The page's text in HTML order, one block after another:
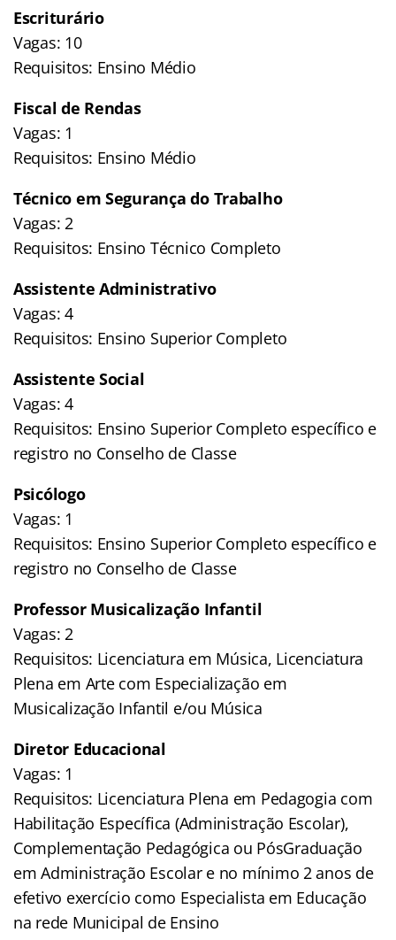
Escriturário
Vagas: 10
Requisitos: Ensino Médio
Fiscal de Rendas
Vagas: 1
Requisitos: Ensino Médio
Técnico em Segurança do Trabalho
Vagas: 2
Requisitos: Ensino Técnico Completo
Assistente Administrativo
Vagas: 4
Requisitos: Ensino Superior Completo
Assistente Social
Vagas: 4
Requisitos: Ensino Superior Completo específico e
registro no Conselho de Classe
Psicólogo
Vagas: 1
Requisitos: Ensino Superior Completo específico e
registro no Conselho de Classe
Professor Musicalização Infantil
Vagas: 2
Requisitos: Licenciatura em Música, Licenciatura
Plena em Arte com Especialização em
Musicalização Infantil e/ou Música
Diretor Educacional
Vagas: 1
Requisitos: Licenciatura Plena em Pedagogia com
Habilitação Específica (Administração Escolar),
Complementação Pedagógica ou PósGraduação
em Administração Escolar e no mínimo 2 anos de
efetivo exercício como Especialista em Educação
na rede Municipal de Ensino